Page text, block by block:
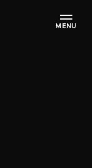
MENU